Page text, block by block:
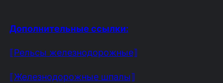
Дополнительные ссылки:
⟦Рельсы железнодорожные⟧
⟦Железнодорожные шпалы⟧